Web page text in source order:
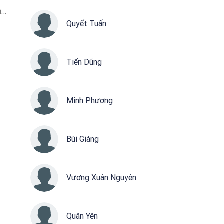
Quyết Tuấn
Tiến Dũng
Minh Phương
Bùi Giáng
Vương Xuân Nguyên
Quân Yên